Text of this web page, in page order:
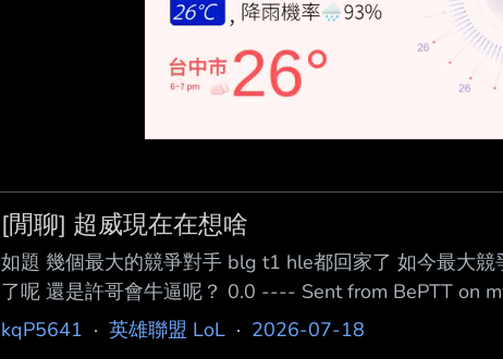
[閒聊] 超威現在在想啥
如題 幾個最大的競爭對手 blg t1 hle都回家了 如今最大
了呢 還是許哥會牛逼呢？ 0.0 ---- Sent from BePTT on
kqP5641 · 英雄聯盟 LoL · 2026-07-18